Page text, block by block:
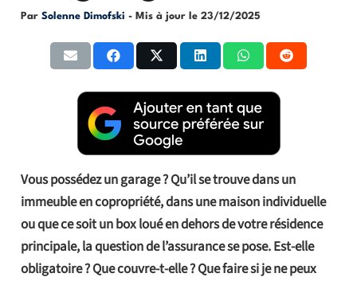
Par Solenne Dimofski - Mis à jour le 23/12/2025
Vous possédez un garage ? Qu’il se trouve dans un
immeuble en copropriété, dans une maison individuelle
ou que ce soit un box loué en dehors de votre résidence
principale, la question de l’assurance se pose. Est-elle
obligatoire ? Que couvre-t-elle ? Que faire si je ne peux